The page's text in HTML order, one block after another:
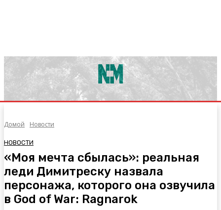
Домой Новости
НОВОСТИ
«Моя мечта сбылась»: реальная
леди Димитреску назвала
персонажа, которого она озвучила
в God of War: Ragnarok